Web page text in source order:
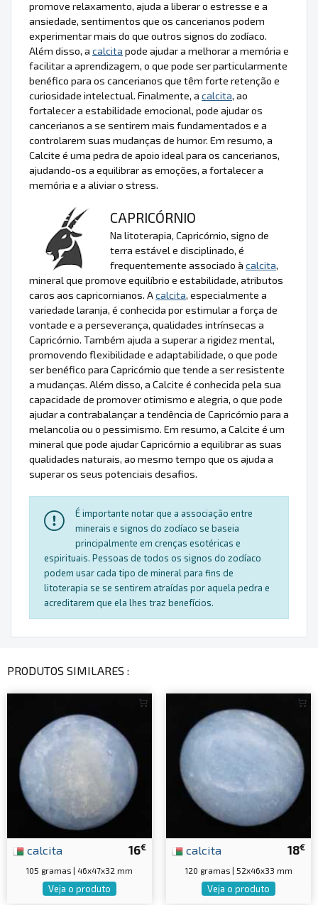
promove relaxamento, ajuda a liberar o estresse e a
ansiedade, sentimentos que os cancerianos podem
experimentar mais do que outros signos do zodíaco.
Além disso, a calcita pode ajudar a melhorar a memória e
facilitar a aprendizagem, o que pode ser particularmente
benéfico para os cancerianos que têm forte retenção e
curiosidade intelectual. Finalmente, a calcita, ao
fortalecer a estabilidade emocional, pode ajudar os
cancerianos a se sentirem mais fundamentados e a
controlarem suas mudanças de humor. Em resumo, a
Calcite é uma pedra de apoio ideal para os cancerianos,
ajudando-os a equilibrar as emoções, a fortalecer a
memória e a aliviar o stress.
CAPRICÓRNIO
Na litoterapia, Capricórnio, signo de
terra estável e disciplinado, é
frequentemente associado à calcita,
mineral que promove equilíbrio e estabilidade, atributos
caros aos capricornianos. Acalcita, especialmente a
variedade laranja, é conhecida por estimular a força de
vontade e a perseverança, qualidades intrínsecas a
Capricórnio. Também ajuda a superar a rigidez mental,
promovendo flexibilidade e adaptabilidade, o que pode
ser benéfico para Capricórnio que tende a ser resistente
a mudanças. Além disso, a Calcite é conhecida pela sua
capacidade de promover otimismo e alegria, o que pode
ajudar a contrabalançar a tendência de Capricórnio para a
melancolia ou o pessimismo. Em resumo, a Calcite é um
mineral que pode ajudar Capricórnio a equilibrar as suas
qualidades naturais, ao mesmo tempo que os ajuda a
superar os seus potenciais desafios.
É importante notar que a associação entre
minerais e signos do zodíaco se baseia
principalmente em crenças esotéricas e
espirituais. Pessoas de todos os signos do zodíaco
podem usar cada tipo de mineral para fins de
litoterapia se se sentirem atraídas por aquela pedra e
acreditarem que ela lhes traz benefícios.
PRODUTOS SIMILARES :
16€
calcita
105 gramas | 46x47x32 mm
Veja o produto
18€
calcita
120 gramas | 52x46x33 mm
Veja o produto